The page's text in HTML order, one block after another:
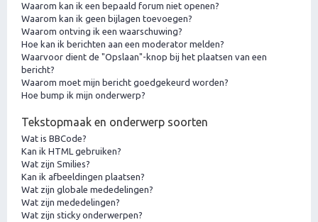
Waarom kan ik een bepaald forum niet openen?
Waarom kan ik geen bijlagen toevoegen?
Waarom ontving ik een waarschuwing?
Hoe kan ik berichten aan een moderator melden?
Waarvoor dient de "Opslaan"-knop bij het plaatsen van een
bericht?
Waarom moet mijn bericht goedgekeurd worden?
Hoe bump ik mijn onderwerp?
Tekstopmaak en onderwerp soorten
Wat is BBCode?
Kan ik HTML gebruiken?
Wat zijn Smilies?
Kan ik afbeeldingen plaatsen?
Wat zijn globale mededelingen?
Wat zijn mededelingen?
Wat zijn sticky onderwerpen?